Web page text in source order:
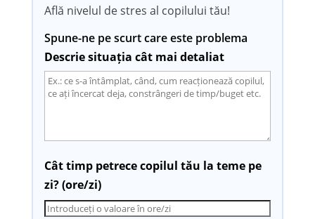
Află nivelul de stres al copilului tău!
Spune-ne pe scurt care este problema
Descrie situația cât mai detaliat
Cât timp petrece copilul tău la teme pe
zi? (ore/zi)